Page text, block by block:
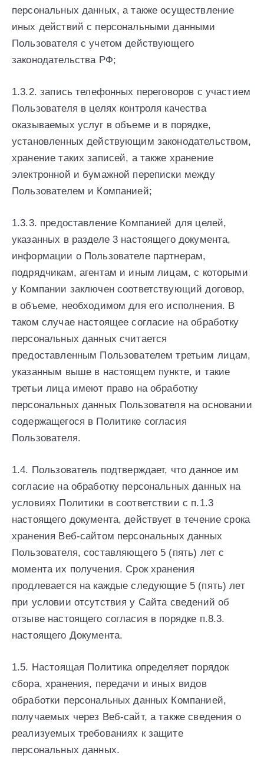
персональных данных, а также осуществление
иных действий с персональными данными
Пользователя с учетом действующего
законодательства РФ;
1.3.2. запись телефонных переговоров с участием
Пользователя в целях контроля качества
оказываемых услуг в объеме и в порядке,
установленных действующим законодательством,
хранение таких записей, а также хранение
электронной и бумажной переписки между
Пользователем и Компанией;
1.3.3. предоставление Компанией для целей,
указанных в разделе 3 настоящего документа,
информации о Пользователе партнерам,
подрядчикам, агентам и иным лицам, с которыми
у Компании заключен соответствующий договор,
в объеме, необходимом для его исполнения. В
таком случае настоящее согласие на обработку
персональных данных считается
предоставленным Пользователем третьим лицам,
указанным выше в настоящем пункте, и такие
третьи лица имеют право на обработку
персональных данных Пользователя на основании
содержащегося в Политике согласия
Пользователя.
1.4. Пользователь подтверждает, что данное им
согласие на обработку персональных данных на
условиях Политики в соответствии с п.1.3
настоящего документа, действует в течение срока
хранения Веб-сайтом персональных данных
Пользователя, составляющего 5 (пять) лет с
момента их получения. Срок хранения
продлевается на каждые следующие 5 (пять) лет
при условии отсутствия у Сайта сведений об
отзыве настоящего согласия в порядке п.8.3.
настоящего Документа.
1.5. Настоящая Политика определяет порядок
сбора, хранения, передачи и иных видов
обработки персональных данных Компанией,
получаемых через Веб-сайт, а также сведения о
реализуемых требованиях к защите
персональных данных.